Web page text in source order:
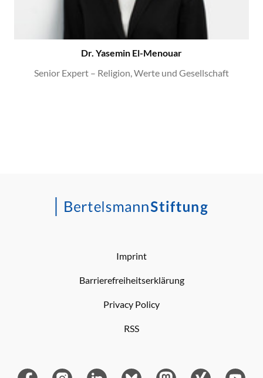
Dr. Yasemin El-Menouar
Senior Expert – Religion, Werte und Gesellschaft
Imprint
Barrierefreiheitserklärung
Privacy Policy
RSS